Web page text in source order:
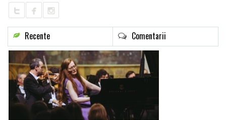
Recente Comentarii